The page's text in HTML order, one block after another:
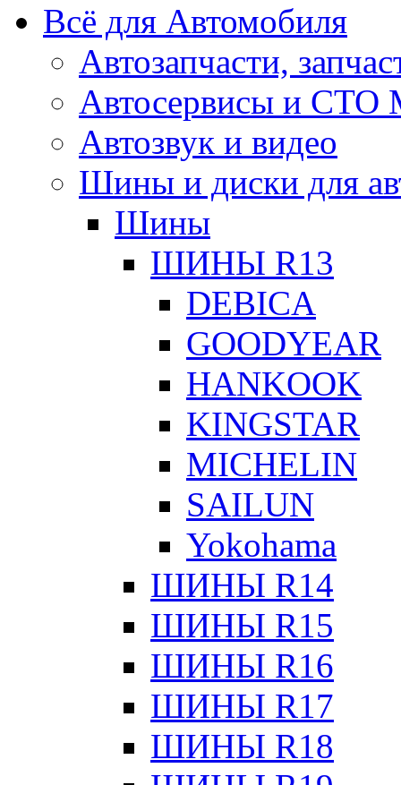
Всё для Автомобиля
Автозапчасти,
Автосервисы и СТО
Автозвук и видео
Шины и диски для
Шины
ШИНЫ R13
DEBICA
GOODYEAR
HANKOOK
KINGSTAR
MICHELIN
SAILUN
Yokohama
ШИНЫ R14
ШИНЫ R15
ШИНЫ R16
ШИНЫ R17
ШИНЫ R18